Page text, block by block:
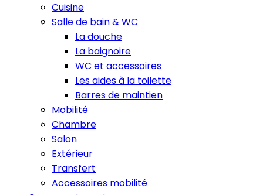
Cuisine
Salle de bain & WC
La douche
La baignoire
WC et accessoires
Les aides à la toilette
Barres de maintien
Mobilité
Chambre
Salon
Extérieur
Transfert
Accessoires mobilité